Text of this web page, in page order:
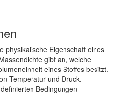
physikalische Eigenschaft eines
gibt an, welche
eines Stoffes besitzt.
Temperatur und Druck.
Bedingungen